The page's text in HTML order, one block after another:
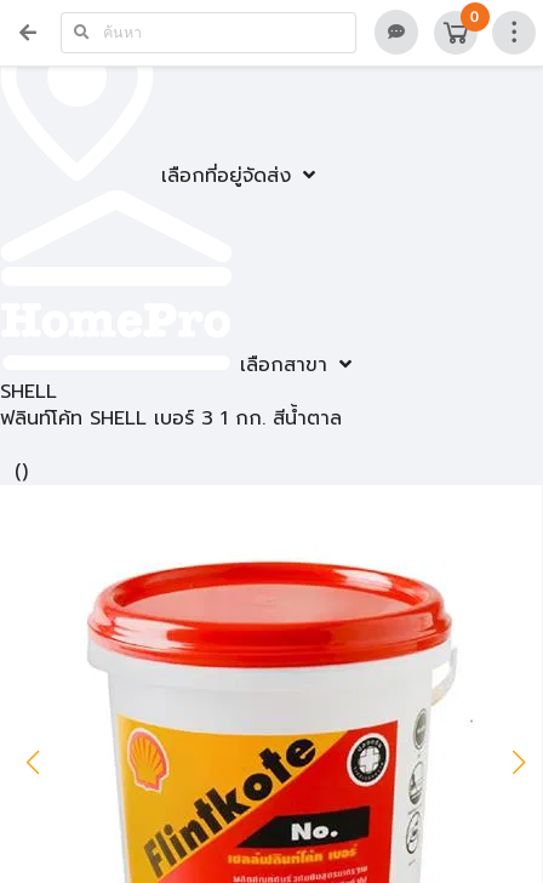
เลือกที่อยู่จัดส่ง
เลือกสาขา
0
SHELL
ฟลินท์โค้ท SHELL เบอร์ 3 1 กก. สีน้ำตาล
()